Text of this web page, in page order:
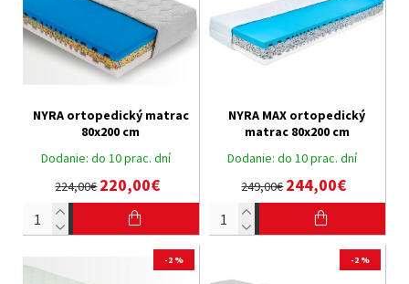
Dodanie: do 10 prac. dní
NYRA ortopedický matrac
80x200 cm
224,00€220,00€
Dodanie: do 10 prac. dní
NYRA MAX ortopedický
matrac 80x200 cm
249,00€244,00€
-2 % -2 %